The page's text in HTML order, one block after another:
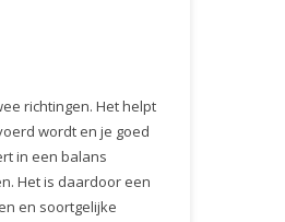
richtingen. Het helpt
wordt en je goed
in een balans
Het is daardoor een
en soortgelijke